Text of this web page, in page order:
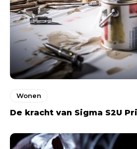
Wonen
De kracht van Sigma S2U